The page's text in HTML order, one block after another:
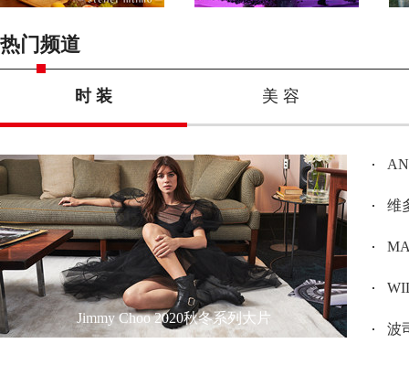
热门频道
时 装 美 容
Jimmy Choo 2020秋冬系列大片
维
波